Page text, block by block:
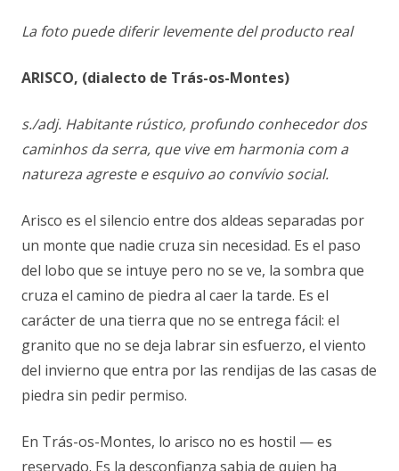
La foto puede diferir levemente del producto real
ARISCO, (dialecto de Trás-os-Montes)
s./adj. Habitante rústico, profundo conhecedor dos
caminhos da serra, que vive em harmonia com a
natureza agreste e esquivo ao convívio social.
Arisco es el silencio entre dos aldeas separadas por
un monte que nadie cruza sin necesidad. Es el paso
del lobo que se intuye pero no se ve, la sombra que
cruza el camino de piedra al caer la tarde. Es el
carácter de una tierra que no se entrega fácil: el
granito que no se deja labrar sin esfuerzo, el viento
del invierno que entra por las rendijas de las casas de
piedra sin pedir permiso.
En Trás-os-Montes, lo arisco no es hostil — es
reservado. Es la desconfianza sabia de quien ha